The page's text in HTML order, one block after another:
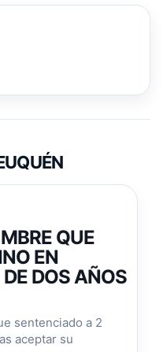
QUE
EN
DOS AÑOS
sentenciado a 2
aceptar su